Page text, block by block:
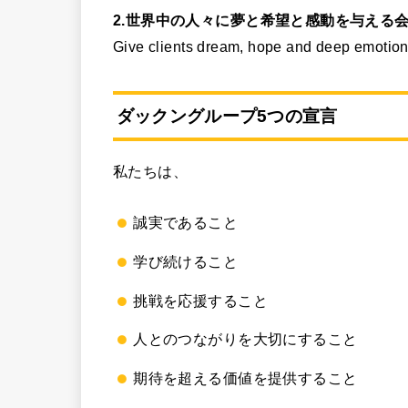
2.世界中の人々に夢と希望と感動を与える
Give clients dream, hope and deep
ダックングループ5つの宣言
私たちは、
誠実であること
学び続けること
挑戦を応援すること
人とのつながりを大切にすること
期待を超える価値を提供すること